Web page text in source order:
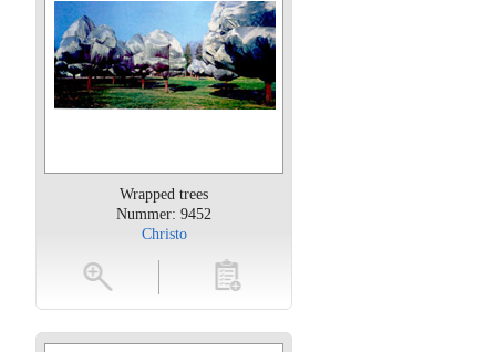
Wrapped trees
Nummer: 9452
Christo
toevoegen